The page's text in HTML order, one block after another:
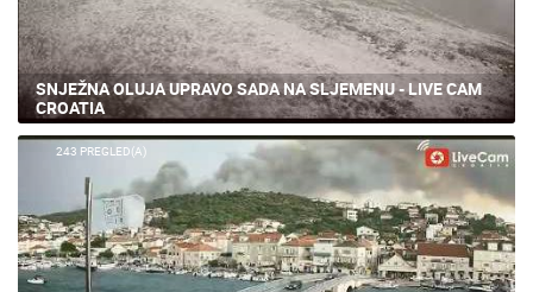
SNJEŽNA OLUJA UPRAVO SADA NA SLJEMENU - LIVE CAM
CROATIA
243 PREGLED(A)